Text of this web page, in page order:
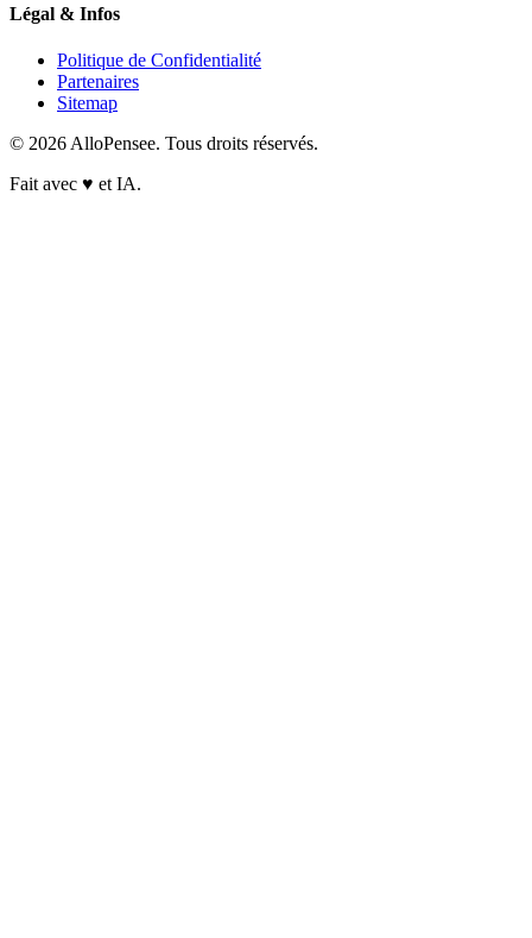
Légal & Infos
Politique de Confidentialité
Partenaires
Sitemap
© 2026 AlloPensee. Tous droits réservés.
Fait avec ♥ et IA.